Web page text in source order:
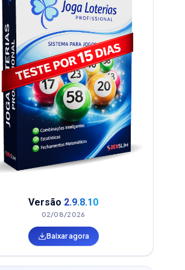
Versão 2.9.8.10
02/08/2026
Baixar agora